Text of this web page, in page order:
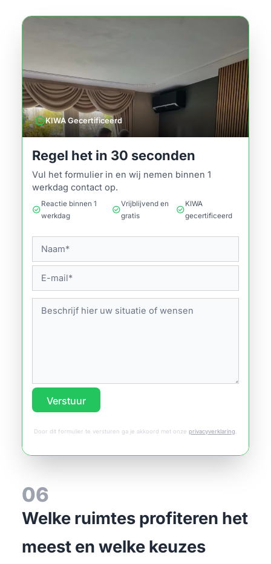
verifiedKIWA Gecertificeerd
Regel het in 30 seconden
Vul het formulier in en wij nemen binnen 1
werkdag contact op.
check_circle
Reactie binnen 1
werkdag
check_circle
Vrijblijvend en
gratis
check_circle
KIWA
gecertificeerd
Verstuur
Door dit formulier te versturen ga je akkoord met onze privacyverklaring
06
Welke ruimtes profiteren het
meest en welke keuzes